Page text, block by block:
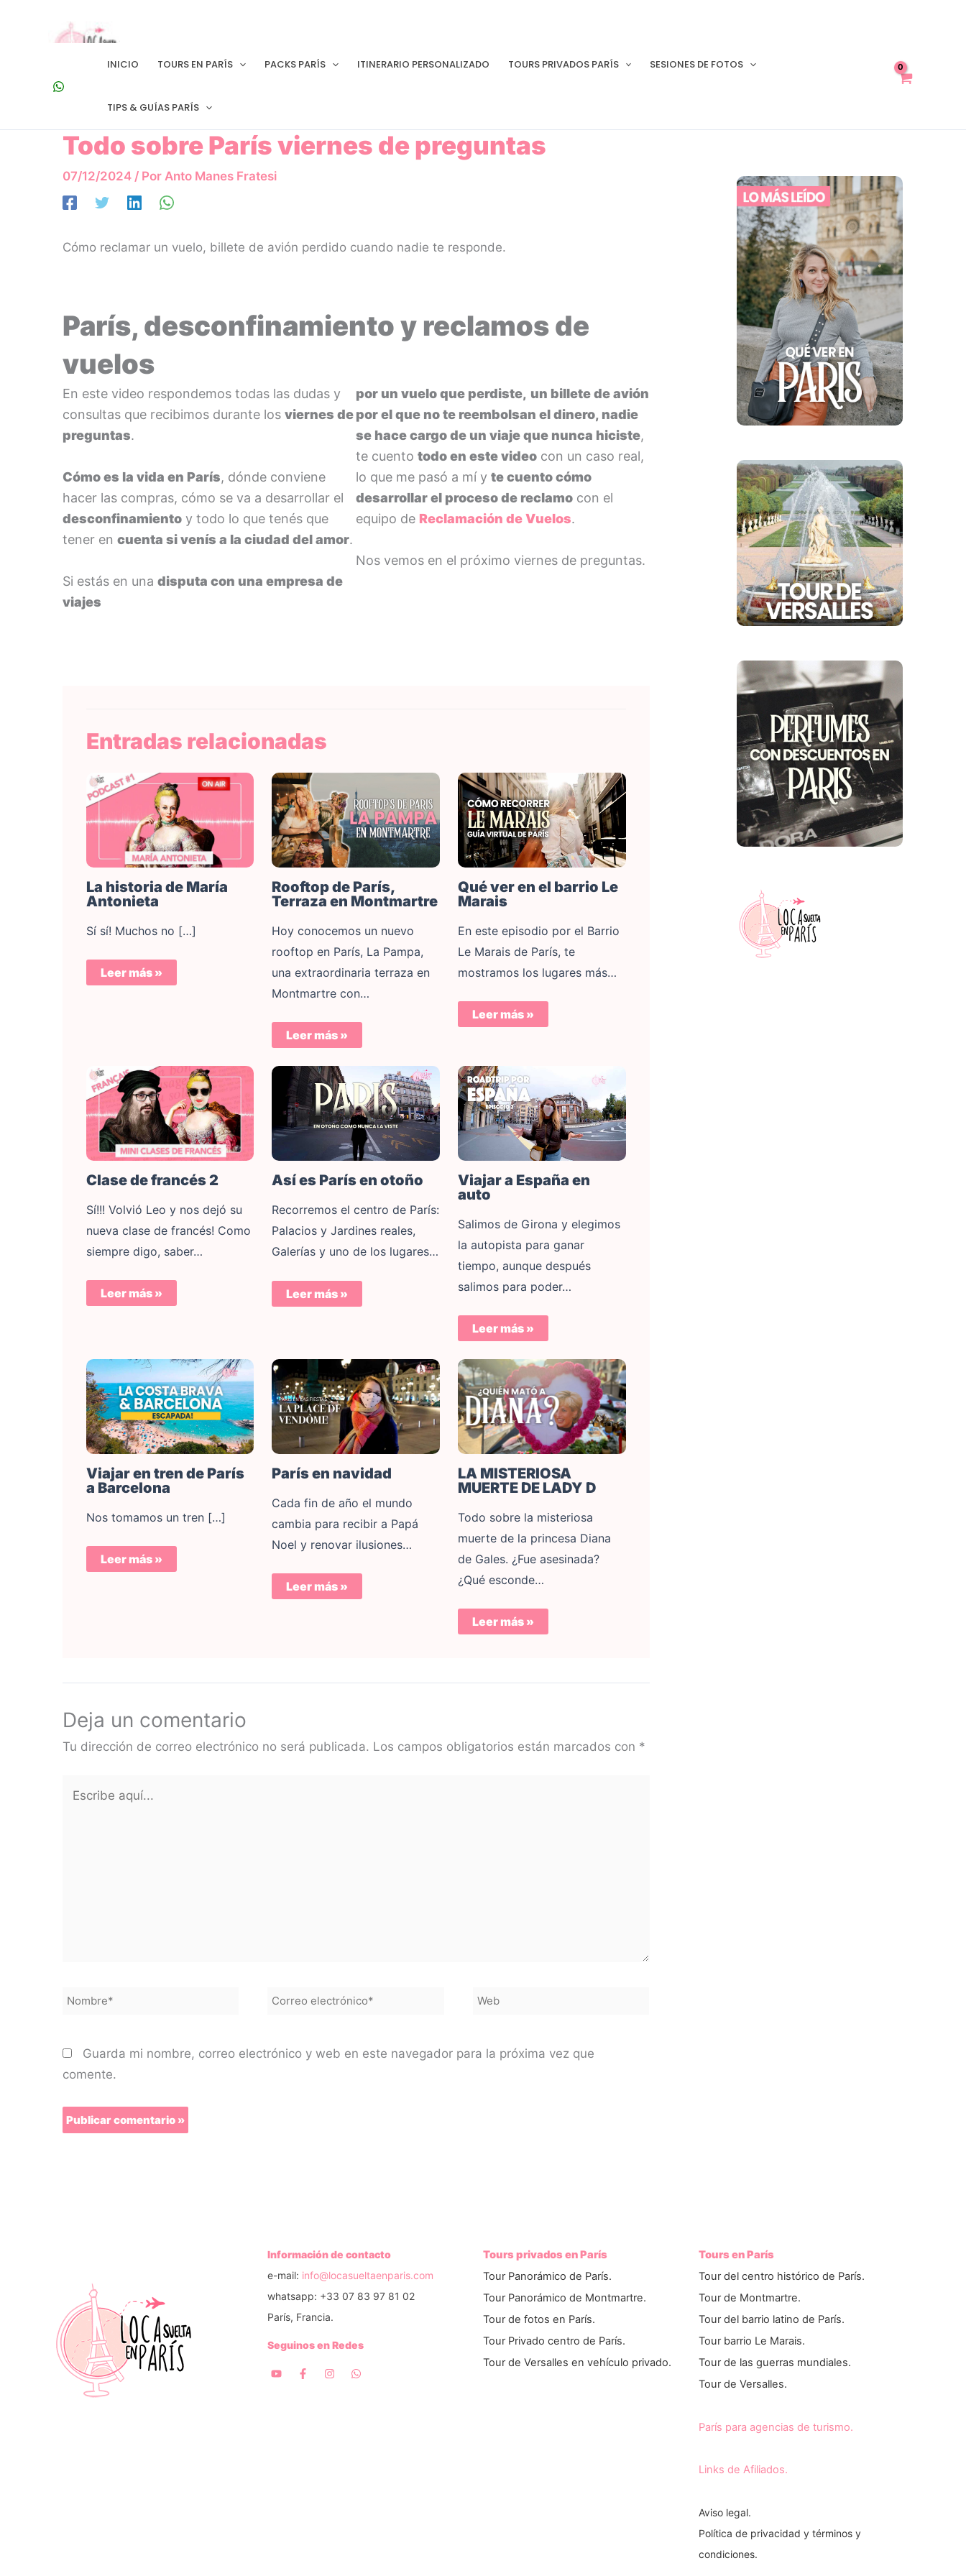
INICIO TOURS EN PARÍS PACKS PARÍS ITINERARIO PERSONALIZADO TOURS PRIVADOS PARÍS SESIONES DE FOTOS
TIPS & GUÍAS PARÍS
Todo sobre París viernes de preguntas
07/12/2024 / Por Anto Manes Fratesi
Cómo reclamar un vuelo, billete de avión perdido cuando nadie te responde.
París, desconfinamiento y reclamos de
vuelos
En este video respondemos todas las dudas y
consultas que recibimos durante los viernes de
preguntas.
Cómo es la vida en París, dónde conviene
hacer las compras, cómo se va a desarrollar el
desconfinamiento y todo lo que tenés que
tener en cuenta si venís a la ciudad del amor.
Si estás en una disputa con una empresa de
viajes
por un vuelo que perdiste, un billete de avión
por el que no te reembolsan el dinero, nadie
se hace cargo de un viaje que nunca hiciste,
te cuentotodo en este video con un caso real,
lo que me pasó a mí yte cuento cómo
desarrollar el proceso de reclamo con el
equipo de Reclamación de Vuelos.
Nos vemos en el próximo viernes de preguntas.
Entradas relacionadas
La historia de María
Antonieta
Sí sí! Muchos no […]
Leer más »
Rooftop de París,
Terraza en Montmartre
Hoy conocemos un nuevo
rooftop en París, La Pampa,
una extraordinaria terraza en
Montmartre con…
Leer más »
Qué ver en el barrio Le
Marais
En este episodio por el Barrio
Le Marais de París, te
mostramos los lugares más…
Leer más »
Clase de francés 2
Sí!!! Volvió Leo y nos dejó su
nueva clase de francés! Como
siempre digo, saber…
Leer más »
Así es París en otoño
Recorremos el centro de París:
Palacios y Jardines reales,
Galerías y uno de los lugares…
Leer más »
Viajar a España en
auto
Salimos de Girona y elegimos
la autopista para ganar
tiempo, aunque después
salimos para poder…
Leer más »
Viajar en tren de París
a Barcelona
Nos tomamos un tren […]
Leer más »
París en navidad
Cada fin de año el mundo
cambia para recibir a Papá
Noel y renovar ilusiones…
Leer más »
LA MISTERIOSA
MUERTE DE LADY D
Todo sobre la misteriosa
muerte de la princesa Diana
de Gales. ¿Fue asesinada?
¿Qué esconde…
Leer más »
Deja un comentario
Tu dirección de correo electrónico no será publicada. Los campos obligatorios están marcados con *
Nombre*
Correo
Web
Guarda mi nombre, correo electrónico y web en este navegador para la próxima vez que
comente.
Información de contacto
e-mail: info@locasueltaenparis.com
whatsapp: +33 07 83 97 81 02
París, Francia.
Seguinos en Redes
Tours privados en París
Tour Panorámico de París.
Tour Panorámico de Montmartre.
Tour de fotos en París.
Tour Privado centro de París.
Tour de Versalles en vehículo privado.
Tours en París
Tour del centro histórico de París.
Tour de Montmartre.
Tour del barrio latino de París.
Tour barrio Le Marais.
Tour de las guerras mundiales.
Tour de Versalles.
París para agencias de turismo.
Links de Afiliados.
Aviso legal.
Política de privacidad y términos y
condiciones.